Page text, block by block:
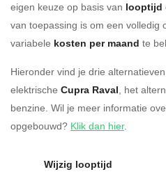
eigen keuze op basis van looptijd
van toepassing is om een volledig
variabele kosten per maand te
Hieronder vind je drie
elektrische Cupra Raval, het
benzine. Wil je meer informatie
opgebouwd? Klik dan hier.
Wijzig looptijd